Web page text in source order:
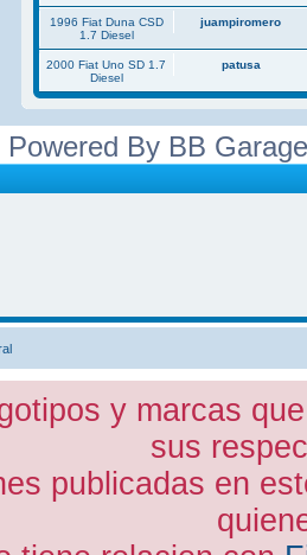
1996 Fiat Duna CSD
1.7 Diesel
juampiromero
2000 Fiat Uno SD 1.7
Diesel
patusa
Powered By BB
y marcas
sus
publicadas en